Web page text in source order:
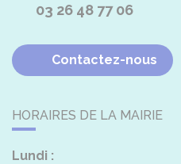
03 26 48 77 06
Contactez-nous
HORAIRES DE LA MAIRIE
Lundi :